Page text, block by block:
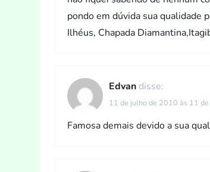
pondo em dúvida sua qualidade
Ilhéus, Chapada
Edvan disse:
11 de julho de 2010 às 11
Famosa demais devido a sua